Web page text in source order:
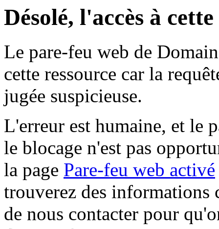
Désolé, l'accès à
Le pare-feu web de
cette ressource car la
jugée suspicieuse.
L'erreur est humaine, et le
le blocage n'est pas
la page Pare-feu web activé
trouverez des informations
de nous contacter pour